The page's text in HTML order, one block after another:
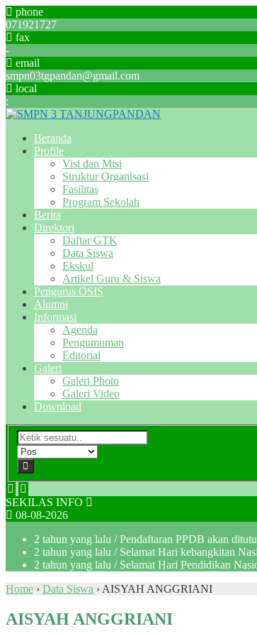
phone
071921727
fax
-
email
smpn03tgpandan@gmail.com
local
:
Beranda
Profile
Visi dan Misi
Struktur Organisasi
Fasilitas
Program Sekolah
Berita
Direktori
Daftar GTK
Data Siswa
Ekskul
Artikel Guru & Siswa
Pengurus OSIS
Alumni
Informasi
Agenda
Pengumuman
Editorial
Galeri
Galeri Photo
Galeri Video
Download
SEKILAS INFO
08-08-2026
2 tahun yang lalu / Pendaftaran PPDB akan
2 tahun yang lalu / Selamat Hari kebangkitan
2 tahun yang lalu / Selamat Hari Pendidikan
Home › Data Siswa › AISYAH ANGGRIANI
AISYAH ANGGRIANI